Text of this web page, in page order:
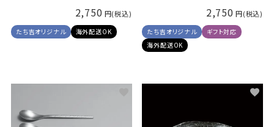
2,750
たち吉オリジナル 海外配送OK
2,750
たち吉オリジナル
ギフト対応
海外配送OK